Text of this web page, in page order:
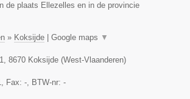
de plaats Ellezelles en in de provincie
» Koksijde Google maps ▼
, 8670 Koksijde (West-Vlaanderen)
, Fax: -, BTW-nr: -